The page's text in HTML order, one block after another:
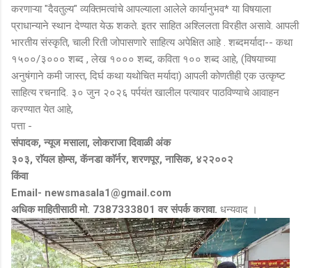
करणाऱ्या "दैवतुल्य" व्यक्तिमत्वांचे आपल्याला आलेले कार्यानुभव* या विषयाला
प्राधान्याने स्थान देण्यात येऊ शकते. इतर साहित अश्लिलता विरहीत असावे. आपली
भारतीय संस्कृति, चाली रिती जोपासणारे साहित्य अपेक्षित आहे . शब्दमर्यादा-- कथा
१५००/३००० शब्द , लेख १००० शब्द, कविता १०० शब्द आहे, (विषयाच्या
अनुषंगाने कमी जास्त, दिर्घ कथा यथोचित मर्यादा) आपली कोणतीही एक उत्कृष्ट
साहित्य रचनादि. ३० जुन २०२६ पर्पयंत खालील पत्यावर पाठविण्याचे आवाहन
करण्यात येत आहे,
पत्ता -
संपादक, न्यूज मसाला, लोकराजा दिवाळी अंक
३०३, राॅयल होम्स, कॅनडा काॅर्नर, शरणपूर, नासिक, ४२२००२
किंवा
Email- newsmasala1@gmail.com
अधिक माहितीसाठी मो. 7387333801 वर संपर्क करावा. धन्यवाद ।